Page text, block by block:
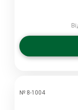
№ 8-1004